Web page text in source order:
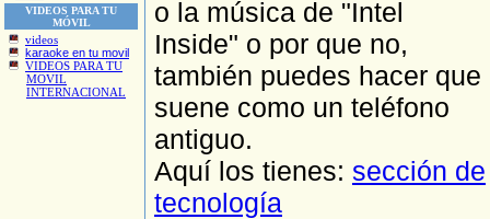
VIDEOS PARA TU
MÓVIL
videos
karaoke en tu movil
VIDEOS PARA TU
MOVIL
INTERNACIONAL
o la música de "Intel
Inside" o por que no,
también puedes hacer que
suene como un teléfono
antiguo.
Aquí los tienes: sección de
tecnología